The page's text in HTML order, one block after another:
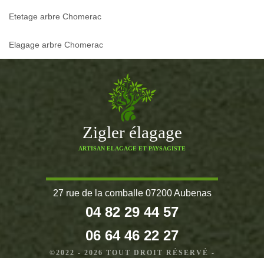
Etetage arbre Chomerac
Elagage arbre Chomerac
Zigler élagage
ARTISAN ELAGAGE ET PAYSAGISTE
27 rue de la comballe 07200 Aubenas
04 82 29 44 57
06 64 46 22 27
©2022 - 2026 TOUT DROIT RÉSERVÉ -